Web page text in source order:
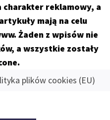
charakter reklamowy, a
mają na celu
Żaden z wpisów nie
a wszystkie zostały
plików cookies (EU)